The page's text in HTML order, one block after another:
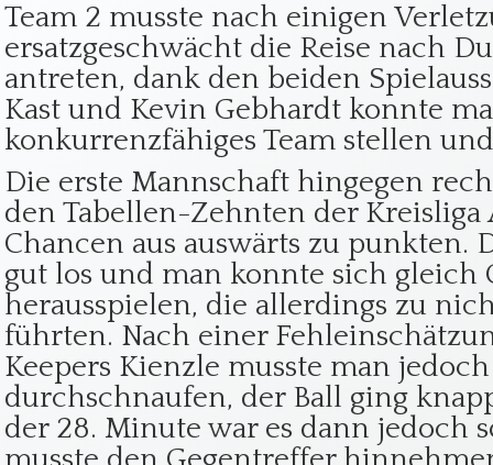
Team 2 musste nach einigen
ersatzgeschwächt die Reise nach
antreten, dank den beiden
Kast und Kevin Gebhardt konnte
konkurrenzfähiges Team stellen
Die erste Mannschaft hingegen
den Tabellen-Zehnten der Kreisliga
Chancen aus auswärts zu punkten.
gut los und man konnte sich gleich
herausspielen, die allerdings zu
führten. Nach einer
Keepers Kienzle musste man
durchschnaufen, der Ball ging
der 28. Minute war es dann jedoch